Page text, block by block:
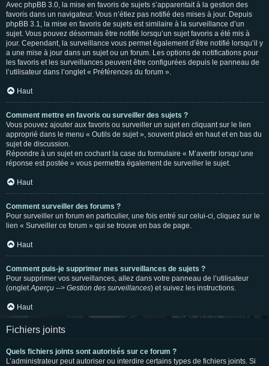
Avec phpBB 3.0, la mise en favoris de sujets s’apparentait à la gestion des
favoris dans un navigateur. Vous n’étiez pas notifié des mises à jour. Depuis
phpBB 3.1, la mise en favoris de sujets est similaire à la surveillance d’un
sujet. Vous pouvez désormais être notifié lorsqu’un sujet favoris a été mis à
jour. Cependant, la surveillance vous permet également d’être notifié lorsqu’il y
a une mise à jour dans un sujet ou un forum. Les options de notifications pour
les favoris et les surveillances peuvent être configurées depuis le panneau de
l’utilisateur dans l’onglet « Préférences du forum ».
Haut
Comment mettre en favoris ou surveiller des sujets ?
Vous pouvez ajouter aux favoris ou surveiller un sujet en cliquant sur le lien
approprié dans le menu « Outils de sujet », souvent placé en haut et en bas du
sujet de discussion.
Répondre à un sujet en cochant la case du formulaire « M’avertir lorsqu’une
réponse est postée » vous permettra également de surveiller le sujet.
Haut
Comment surveiller des forums ?
Pour surveiller un forum en particulier, une fois entré sur celui-ci, cliquez sur le
lien « Surveiller ce forum » qui se trouve en bas de page.
Haut
Comment puis-je supprimer mes surveillances de sujets ?
Pour supprimer vos surveillances, allez dans votre panneau de l’utilisateur
(ongletAperçu --> Gestion des surveillances) et suivez les instructions.
Haut
Fichiers joints
Quels fichiers joints sont autorisés sur ce forum ?
L’administrateur peut autoriser ou interdire certains types de fichiers joints. Si